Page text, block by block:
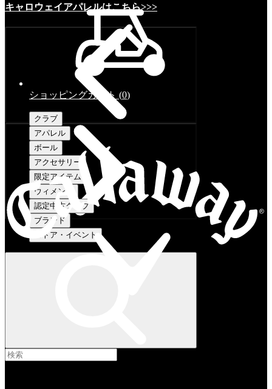
キャロウェイアパレルはこちら>>>
ショッピングカート (0)
クラブ
アパレル
ボール
アクセサリー
限定アイテム
ウィメンズ
認定中古クラブ
ブランド
ストア・イベント